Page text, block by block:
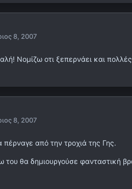
8, 2007
Νομίζω οτι ξεπερνάει και
8, 2007
από την τροχιά της Γης.
θα δημιουργούσε φανταστική